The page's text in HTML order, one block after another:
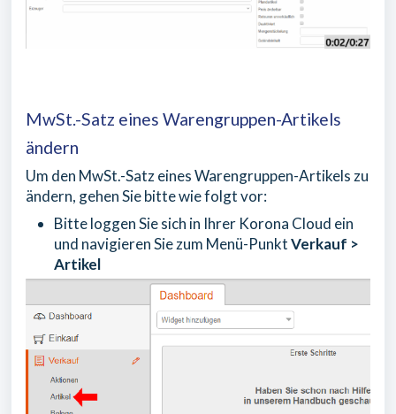
MwSt.-Satz eines Warengruppen-Artikels
ändern
Um den MwSt.-Satz eines Warengruppen-Artikels zu
ändern, gehen Sie bitte wie folgt vor:
Bitte loggen Sie sich in Ihrer Korona Cloud ein
und navigieren Sie zum Menü-PunktVerkauf >
Artikel